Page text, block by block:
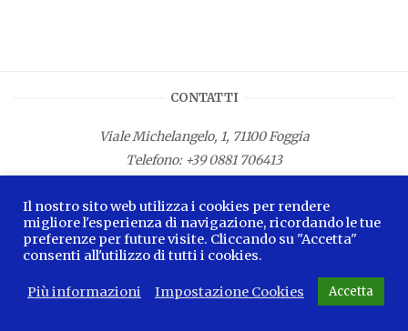
CONTATTI
Viale Michelangelo, 1, 71100 Foggia
Telefono: +39 0881 706413
E-mail:info.lamagnacapitana@regione.puglia.it
Il nostro sito web utilizza i cookies per rendere
migliore l'esperienza di navigazione, ricordando le tue
preferenze per future visite. Cliccando su "Accetta"
consenti all'utilizzo di tutti i cookies.
Più informazioni Impostazione Cookies Accetta